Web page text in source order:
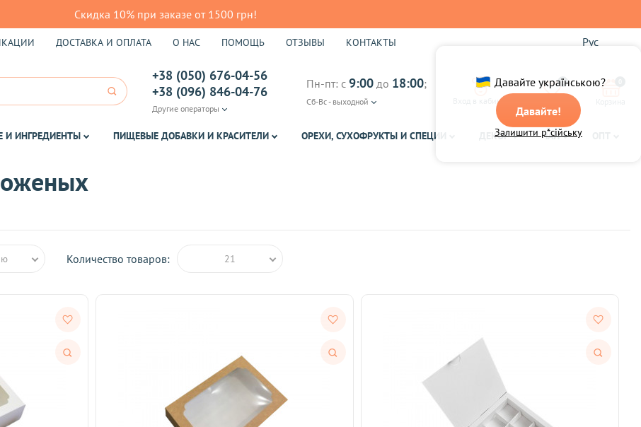
Скидка 10% при заказе от 1500 грн!
Давайте українською?
Давайте!
Залишити р*сійську
ДОСТАВКА И ОПЛАТА О НАС ПОМОЩЬ ОТЗЫВЫ КОНТАКТЫ Рус
+38 (050) 676-04-56
+38 (096) 846-04-76
Другие операторы
Пн-пт: с 9:00 до 18:00;
Сб-Вс - выходной Вход в кабинет
0
И ИНГРЕДИЕНТЫ ПИЩЕВЫЕ ДОБАВКИ И КРАСИТЕЛИ ОРЕХИ, СУХОФРУКТЫ И СПЕЦИИ ДЕКОР ЧАЙ
Количество товаров: 21